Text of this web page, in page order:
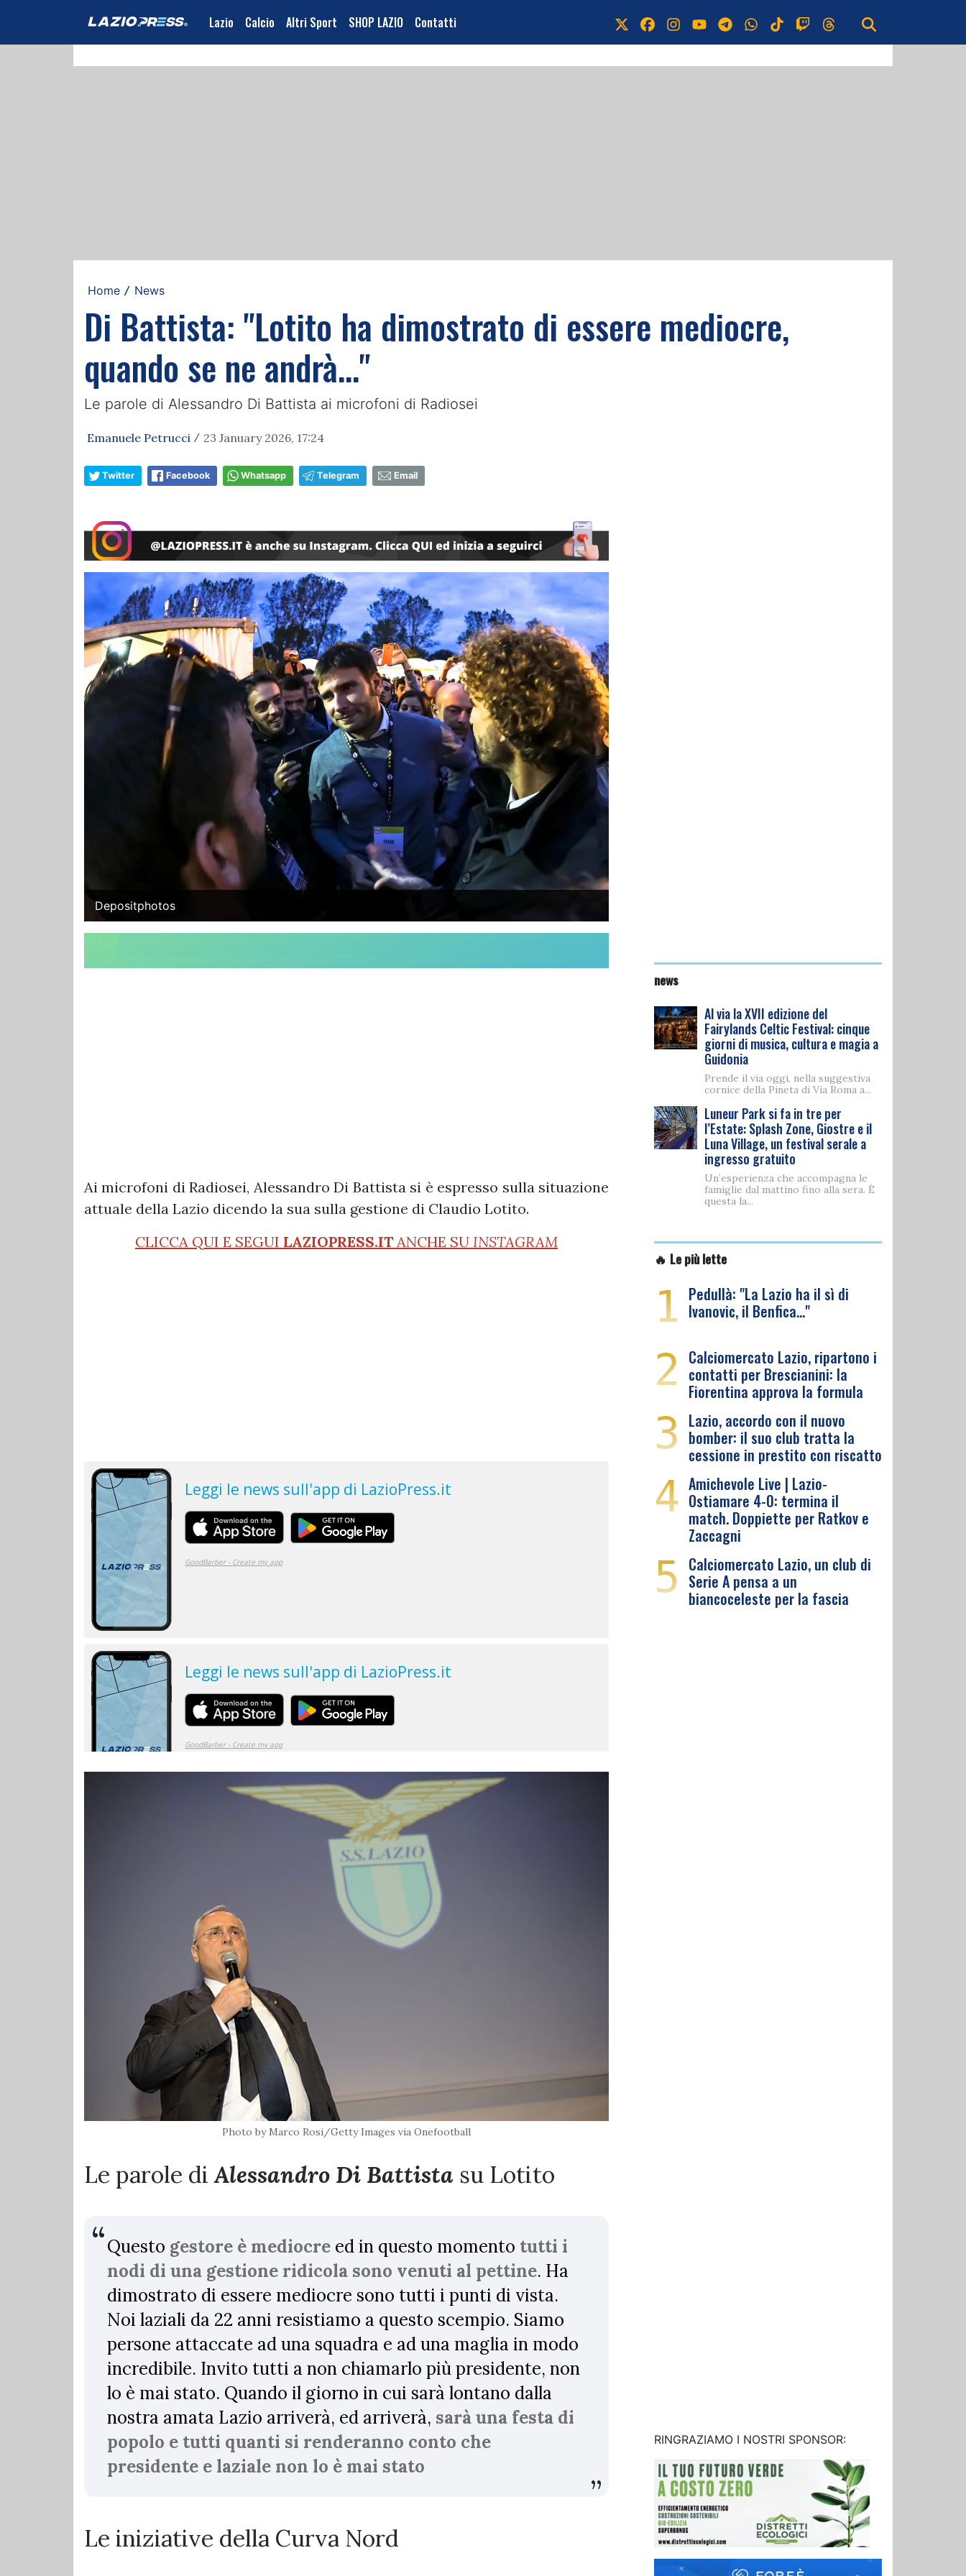
Lazio Calcio Altri Sport SHOP LAZIO Contatti
Home / News
Di Battista: "Lotito ha dimostrato di essere mediocre,
quando se ne andrà..."
Le parole di Alessandro Di Battista ai microfoni di Radiosei
Emanuele Petrucci / 23 January 2026, 17:24
Twitter Facebook Whatsapp Telegram Email
Depositphotos
Ai microfoni di Radiosei, Alessandro Di Battista si è espresso sulla situazione
attuale della Lazio dicendo la sua sulla gestione di Claudio Lotito.
CLICCA QUI E SEGUI LAZIOPRESS.IT ANCHE SU INSTAGRAM
Photo by Marco Rosi/Getty Images via Onefootball
Le parole diAlessandro Di Battista su Lotito
Questo gestore è mediocre ed in questo momento tutti i
nodi di una gestione ridicola sono venuti al pettine. Ha
dimostrato di essere mediocre sono tutti i punti di vista.
Noi laziali da 22 anni resistiamo a questo scempio. Siamo
persone attaccate ad una squadra e ad una maglia in modo
incredibile. Invito tutti a non chiamarlo più presidente, non
lo è mai stato. Quando il giorno in cui sarà lontano dalla
nostra amata Lazio arriverà, ed arriverà, sarà una festa di
popolo e tutti quanti si renderanno conto che
presidente e laziale non lo è mai stato
Le iniziative della Curva Nord
news
Al via la XVII edizione del
Fairylands Celtic Festival: cinque
giorni di musica, cultura e magia a
Guidonia
Prende il via oggi, nella suggestiva
cornice della Pineta di Via Roma a...
Luneur Park si fa in tre per
l’Estate: Splash Zone, Giostre e il
Luna Village, un festival serale a
ingresso gratuito
Un’esperienza che accompagna le
famiglie dal mattino fino alla sera. È
questa la...
🔥 Le più lette
1 Pedullà: "La Lazio ha il sì di
Ivanovic, il Benfica…"
2 Calciomercato Lazio, ripartono i
contatti per Brescianini: la
Fiorentina approva la formula
3 Lazio, accordo con il nuovo
bomber: il suo club tratta la
cessione in prestito con riscatto
4 Amichevole Live | Lazio-
Ostiamare 4-0: termina il
match. Doppiette per Ratkov e
Zaccagni
5 Calciomercato Lazio, un club di
Serie A pensa a un
biancoceleste per la fascia
RINGRAZIAMO I NOSTRI SPONSOR: